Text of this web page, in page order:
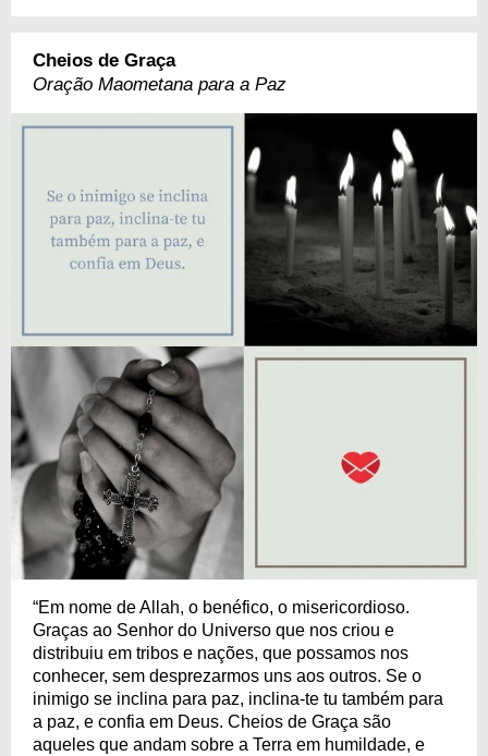
Cheios de Graça
Oração Maometana para a Paz
“Em nome de Allah, o benéfico, o misericordioso.
Graças ao Senhor do Universo que nos criou e
distribuiu em tribos e nações, que possamos nos
conhecer, sem desprezarmos uns aos outros. Se o
inimigo se inclina para paz, inclina-te tu também para
a paz, e confia em Deus. Cheios de Graça são
aqueles que andam sobre a Terra em humildade, e